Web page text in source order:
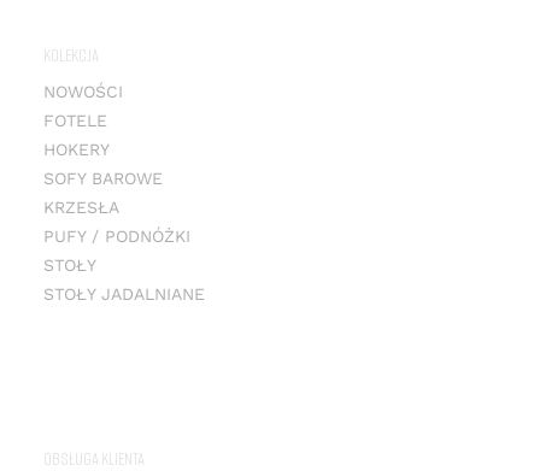
KOLEKCJA
NOWOŚCI
FOTELE
HOKERY
SOFY BAROWE
KRZESŁA
PUFY / PODNÓŻKI
STOŁY
STOŁY JADALNIANE
OBSŁUGA KLIENTA